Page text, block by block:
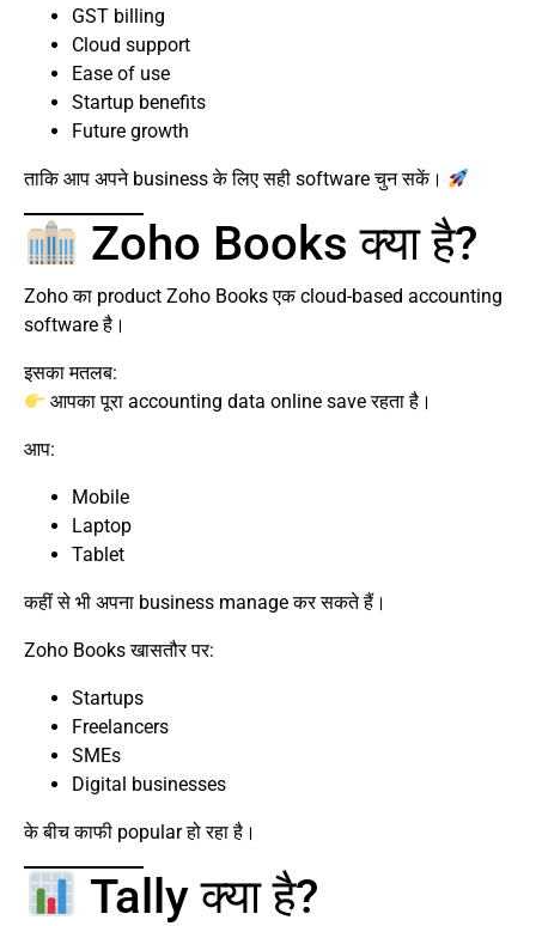
GST billing
Cloud support
Ease of use
Startup benefits
Future growth
ताकि आप अपने business के लिए सही software चुन सकें।
Zoho Books क्या है?
Zoho का product Zoho Books एक cloud-based accounting
software है।
इसका मतलब:
आपका पूरा accounting data online save रहता है।
आप:
Mobile
Laptop
Tablet
कहीं से भी अपना business manage कर सकते हैं।
Zoho Books खासतौर पर:
Startups
Freelancers
SMEs
Digital businesses
के बीच काफी popular हो रहा है।
Tally क्या है?